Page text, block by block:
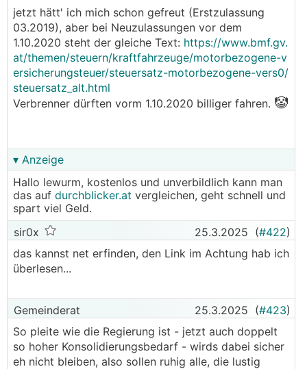
https://www.bmf.gv.at/themen/steuern/kraftfahrz
euge/motorbezogene-versicherungsteuer/steuers
atz-motorbezogene-vers0.html
jetzt hätt' ich mich schon gefreut (Erstzulassung
03.2019), aber bei Neuzulassungen vor dem
1.10.2020 steht der gleiche Text: https://www.bmf.gv.
at/themen/steuern/kraftfahrzeuge/motorbezogene-v
ersicherungsteuer/steuersatz-motorbezogene-vers0/
steuersatz_alt.html
Verbrenner dürften vorm 1.10.2020 billiger fahren. 🤡
▾ Anzeige
Hallo lewurm, kostenlos und unverbildlich kann man
das auf durchblicker.at vergleichen, geht schnell und
spart viel Geld.
sir0x
25.3.2025 (#422)
das kannst net erfinden, den Link im Achtung hab ich
überlesen...
Gemeinderat 25.3.2025 (#423)
So pleite wie die Regierung ist - jetzt auch doppelt
so hoher Konsolidierungsbedarf - wirds dabei sicher
eh nicht bleiben, also sollen ruhig alle, die lustig